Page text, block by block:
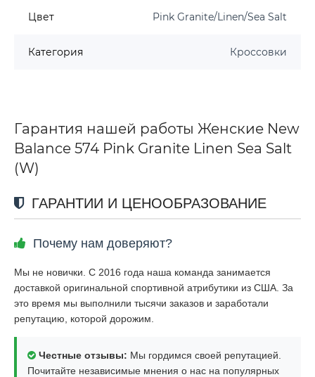
Цвет Pink Granite/Linen/Sea Salt
Категория Кроссовки
Гарантия нашей работы Женские New
Balance 574 Pink Granite Linen Sea Salt
(W)
ГАРАНТИИ И ЦЕНООБРАЗОВАНИЕ
Почему нам доверяют?
Мы не новички. С 2016 года наша команда занимается
доставкой оригинальной спортивной атрибутики из США. За
это время мы выполнили тысячи заказов и заработали
репутацию, которой дорожим.
Честные отзывы: Мы гордимся своей репутацией.
Почитайте независимые мнения о нас на популярных